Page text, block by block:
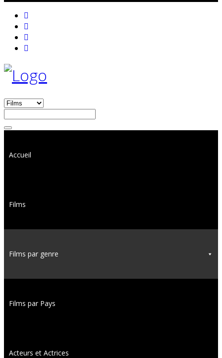
Accueil
Films
Films par genre
Films par Pays
Acteurs et Actrices